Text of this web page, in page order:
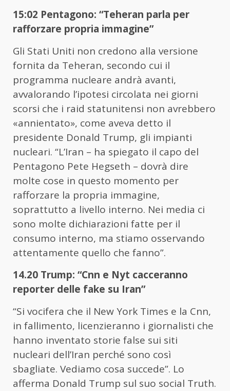
15:02 Pentagono: “Teheran parla per
rafforzare propria immagine”
Gli Stati Uniti non credono alla versione
fornita da Teheran, secondo cui il
programma nucleare andrà avanti,
avvalorando l’ipotesi circolata nei giorni
scorsi che i raid statunitensi non avrebbero
«annientato», come aveva detto il
presidente Donald Trump, gli impianti
nucleari. “L’Iran – ha spiegato il capo del
Pentagono Pete Hegseth – dovrà dire
molte cose in questo momento per
rafforzare la propria immagine,
soprattutto a livello interno. Nei media ci
sono molte dichiarazioni fatte per il
consumo interno, ma stiamo osservando
attentamente quello che fanno”.
14.20 Trump: “Cnn e Nyt cacceranno
reporter delle fake su Iran”
“Si vocifera che il New York Times e la Cnn,
in fallimento, licenzieranno i giornalisti che
hanno inventato storie false sui siti
nucleari dell’Iran perché sono così
sbagliate. Vediamo cosa succede”. Lo
afferma Donald Trump sul suo social Truth.